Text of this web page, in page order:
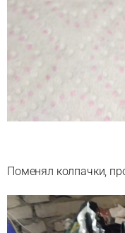
Поменял колпачки,